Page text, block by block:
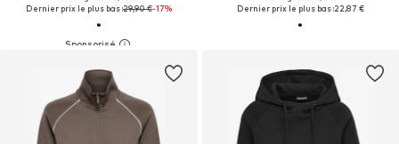
Dernier prix le plus bas :29,90 €-17%
Dernier prix le plus bas :22,87 €